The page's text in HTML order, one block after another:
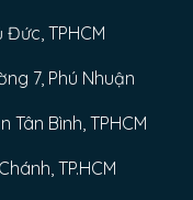
TPHCM
7, Phú Nhuận
Tân Bình, TPHCM
TP.HCM